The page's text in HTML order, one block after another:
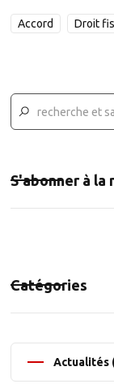
Accord Droit
S'abonner à
Catégories
Actualités